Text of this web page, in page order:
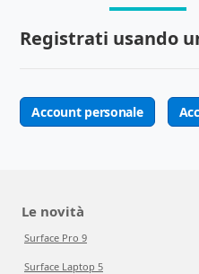
Registrati usando
Account personale
Le novità
Surface Pro 9
Surface Laptop 5